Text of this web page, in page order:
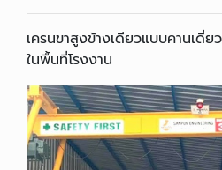
เครนขาสูงข้างเดียวแบบคานเดี่
ในพื้นที่โรงงาน